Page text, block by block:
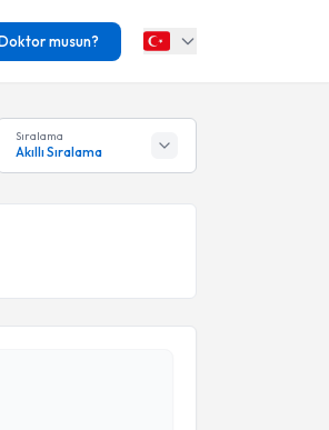
musun?
Sıralama
Akıllı Sıralama